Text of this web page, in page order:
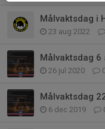
Målvaktsdag i
23 aug 2022
Målvaktsdag 6
26 jul 2020
Målvaktsdag
6 dec 2019